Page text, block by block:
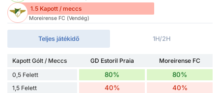
1.5 Kapott / meccs
Moreirense FC (Vendég)
Teljes játékidő 1H/2H
Kapott Gólt / Meccs GD Estoril Praia
Moreirense FC
0,5 Felett
80% 80%
1,5 Felett 40% 40%